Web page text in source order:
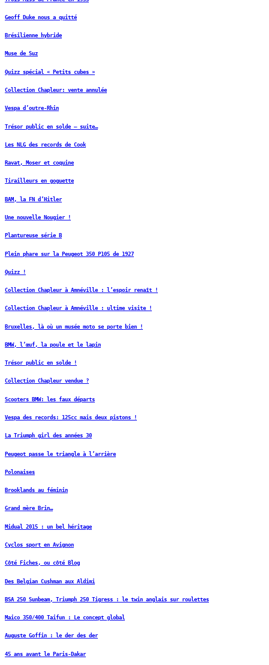
Geoff Duke nous a quitté
Brésilienne hybride
Muse de Suz
Quizz spécial « Petits cubes »
Collection Chapleur: vente annulée
Vespa d’outre-Rhin
Trésor public en solde — suite…
Les NLG des records de Cook
Ravat, Moser et coquine
Tirailleurs en goguette
BAM, la FN d’Hitler
Une nouvelle Nougier !
Plantureuse série B
Plein phare sur la Peugeot 350 P105 de 1927
Quizz !
Collection Chapleur à Amnéville : l’espoir renaît !
Collection Chapleur à Amnéville : ultime visite !
Bruxelles, là où un musée moto se porte bien !
BMW, l’œuf, la poule et le lapin
Trésor public en solde !
Collection Chapleur vendue ?
Scooters BMW: les faux départs
Vespa des records: 125cc mais deux pistons !
La Triumph girl des années 30
Peugeot passe le triangle à l’arrière
Polonaises
Brooklands au féminin
Grand mère Brin…
Midual 2015 : un bel héritage
Cyclos sport en Avignon
Côté Fiches, ou côté Blog
Des Belgian Cushman aux Aldimi
BSA 250 Sunbeam, Triumph 250 Tigress : le twin anglais sur roulettes
Maico 350/400 Taifun : Le concept global
Auguste Goffin : le der des der
45 ans avant le Paris-Dakar